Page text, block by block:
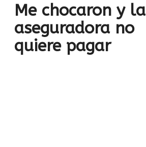
Me chocaron y la
aseguradora no
quiere pagar